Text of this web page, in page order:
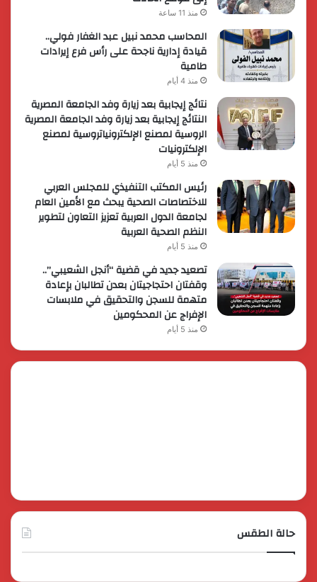
منذ 11 ساعة
المحاسب محمد نبيل عبد الغفار فولي..
قيادة إدارية ناجحة على رأس فرع إيرادات
طامية
منذ 4 أيام
نتائج إيجابية بعد زيارة وفد الجامعة المصرية
النتائج إيجابية بعد زيارة وفد الجامعة المصرية
الروسية لمصنع الإلكترونياتروسية لمصنع
الإلكترونيات
منذ 5 أيام
رئيس المكتب التنفيذي للمجلس العربي
للاختصاصات الصحية يبحث مع الأمين العام
لجامعة الدول العربية تعزيز التعاون لتطوير
النظم الصحية العربية
منذ 5 أيام
تصعيد جديد في قضية “أنجل الشعيبي”..
وقفتان احتجاجيتان بعدن تطالبان بإعادة
متهمة للسجن والتحقيق في ملابسات
الإفراج عن المحكومين
منذ 5 أيام
حالة الطقس